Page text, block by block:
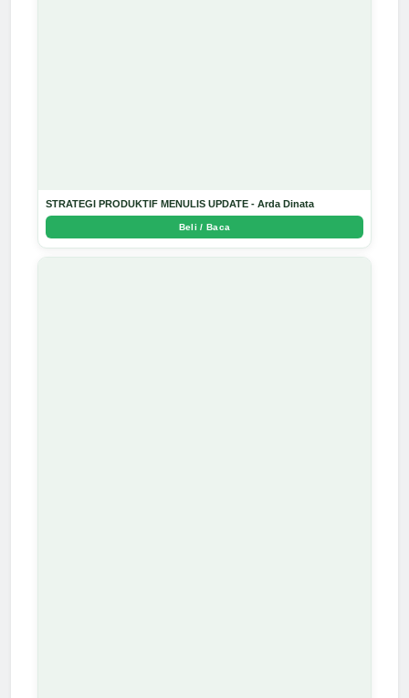
STRATEGI PRODUKTIF MENULIS UPDATE - Arda Dinata
Beli / Baca